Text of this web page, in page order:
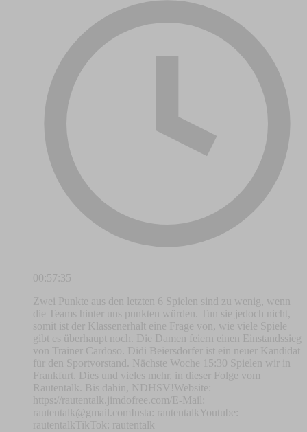
00:57:35
Zwei Punkte aus den letzten 6 Spielen sind zu wenig, wenn
die Teams hinter uns punkten würden. Tun sie jedoch nicht,
somit ist der Klassenerhalt eine Frage von, wie viele Spiele
gibt es überhaupt noch. Die Damen feiern einen Einstandssieg
von Trainer Cardoso. Didi Beiersdorfer ist ein neuer Kandidat
für den Sportvorstand. Nächste Woche 15:30 Spielen wir in
Frankfurt. Dies und vieles mehr, in dieser Folge vom
Rautentalk. Bis dahin, NDHSV!Website:
https://rautentalk.jimdofree.com/E-Mail:
rautentalk@gmail.comInsta : rautentalkYoutube:
rautentalkTikTok: rautentalk